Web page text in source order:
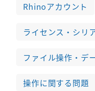
Rhinoアカウント
ライセンス・シリ
ファイル操作・デ
操作に関する問題